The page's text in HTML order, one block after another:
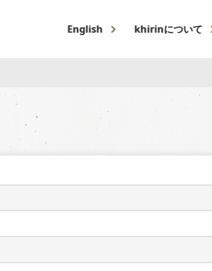
English khirinについて